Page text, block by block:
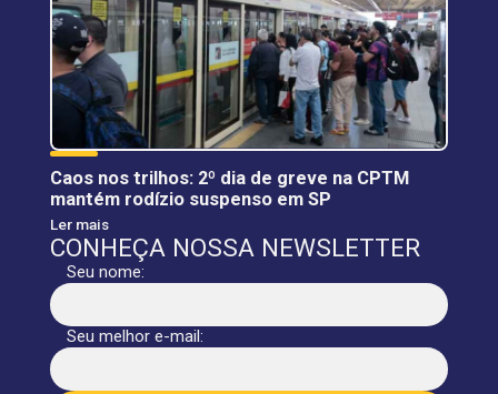
Caos nos trilhos: 2º dia de greve na CPTM
mantém rodízio suspenso em SP
Ler mais
CONHEÇA NOSSA NEWSLETTER
Seu nome:
Seu melhor e-mail: